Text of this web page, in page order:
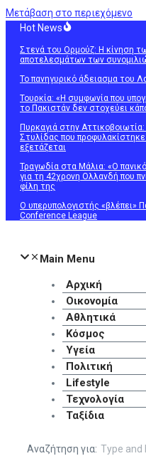
Μετάβαση στο περιεχόμενο
Hot News
Στενά του Ορμούζ: Η κίνηση
αποτελεσμάτων των
Το πανηγυρικό άδειασμα του
Τουρκία: «Η συμφωνία που
το Πακιστάν δεν στοχεύει
Πυρκαγιά στην
Στυλίδας που
εξετάζεται
Τραγωδία στα Μάλια: «Ο
για τη 42χρονη Ολλανδή που
φίλη της
Ο υπερυπολογιστής «βλέπει»
Conference League
Main Menu
Αρχική
Οικονομία
Αθλητικά
Κόσμος
Υγεία
Πολιτική
Lifestyle
Τεχνολογία
Ταξίδια
Αναζήτηση για: